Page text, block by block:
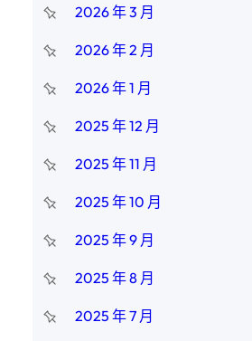
2026 年 3 月
2026 年 2 月
2026 年 1 月
2025 年 12 月
2025 年 11 月
2025 年 10 月
2025 年 9 月
2025 年 8 月
2025 年 7 月